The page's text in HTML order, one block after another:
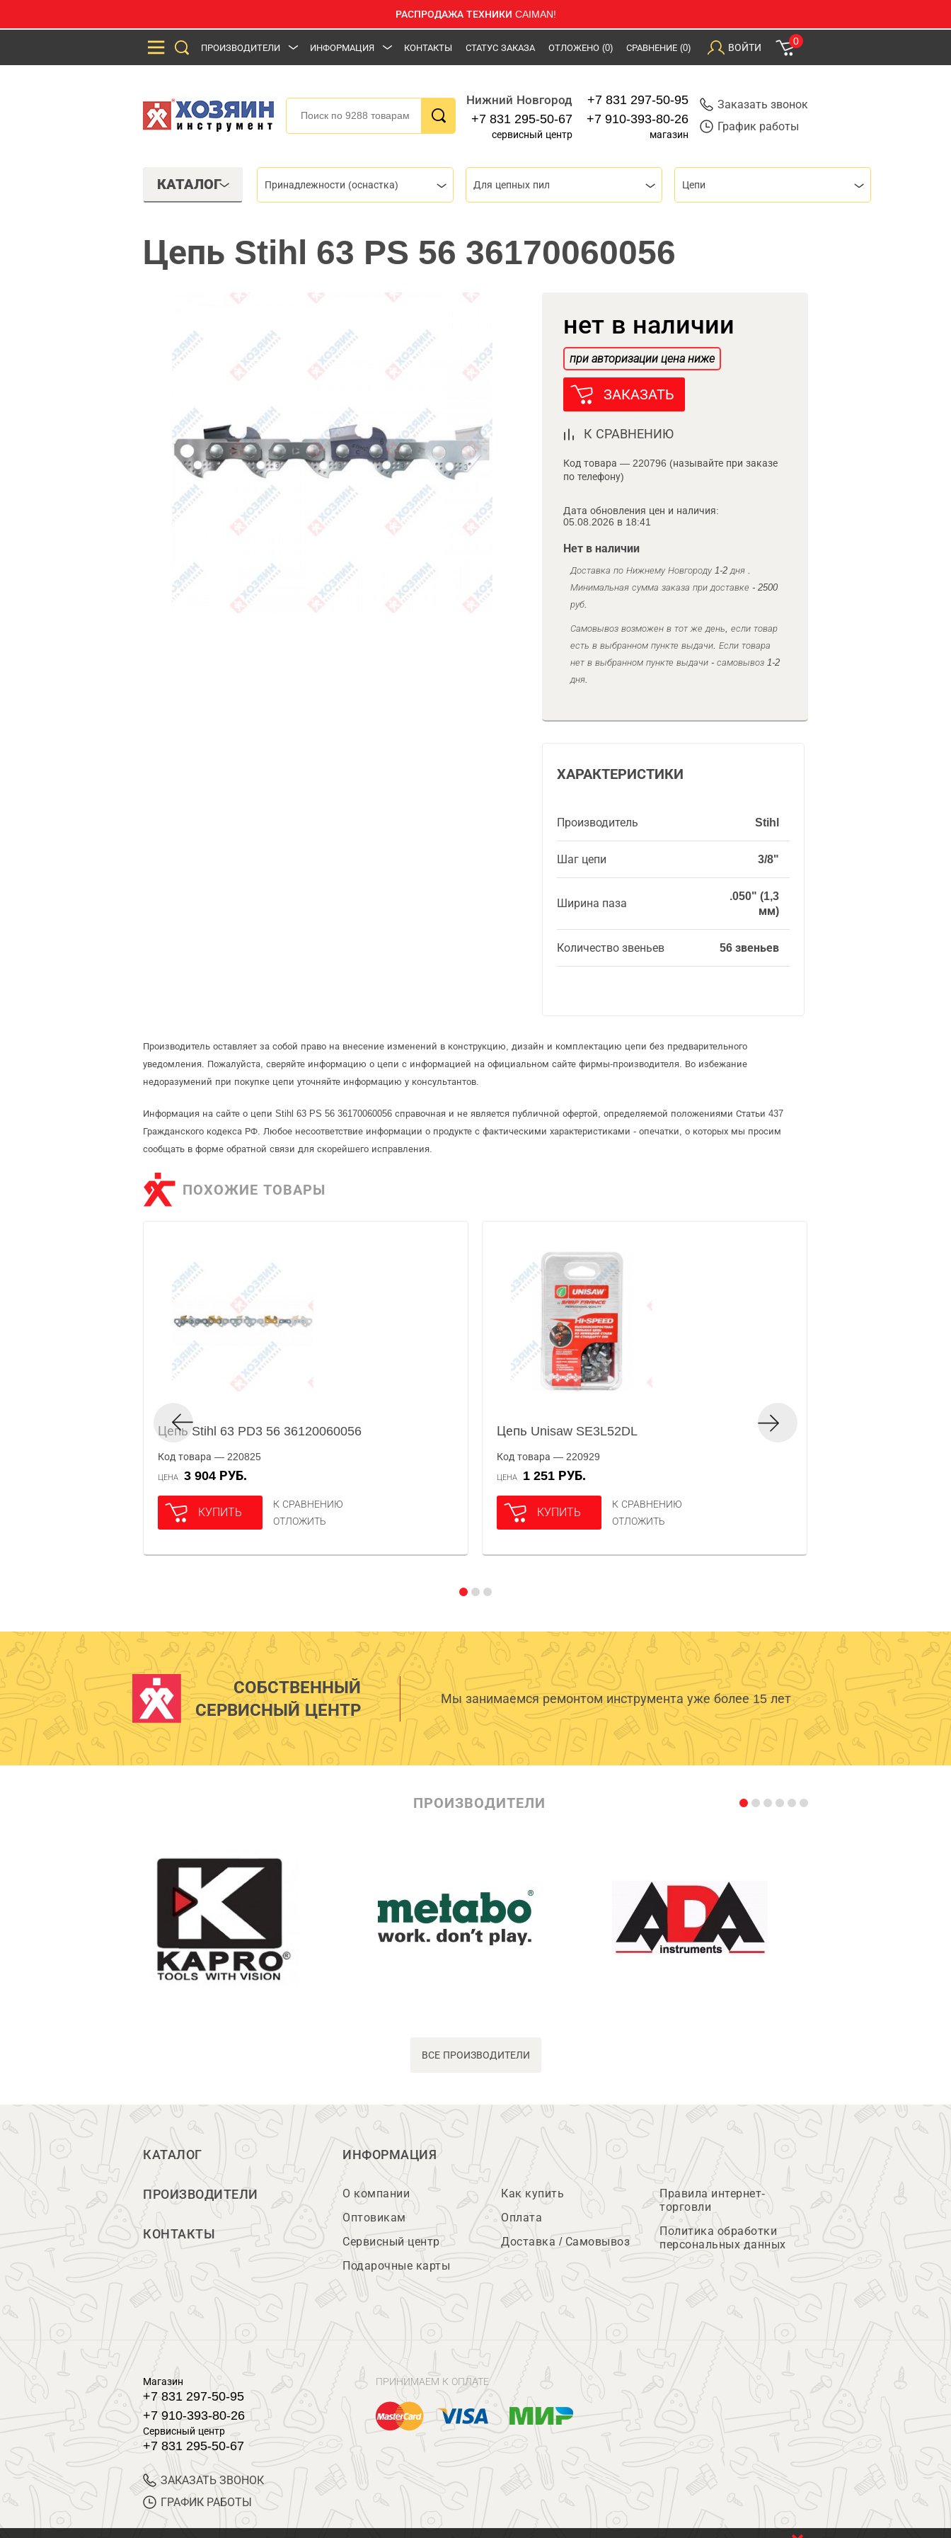
РАСПРОДАЖА ТЕХНИКИ CAIMAN!
ПРОИЗВОДИТЕЛИ ИНФОРМАЦИЯ КОНТАКТЫ СТАТУС ЗАКАЗА ОТЛОЖЕНО (0) СРАВНЕНИЕ (0) ВОЙТИ
0
Нижний Новгород
+7 831 295-50-67
сервисный центр
+7 831 297-50-95
+7 910-393-80-26
магазин
Заказать звонок
График работы
КАТАЛОГ Принадлежности (оснастка) Для цепных пил Цепи
Цепь Stihl 63 PS 56 36170060056
нет в наличии
при авторизации цена ниже
ЗАКАЗАТЬ
К СРАВНЕНИЮ
Код товара — 220796 (называйте при заказе
по телефону)
Дата обновления цен и наличия:
05.08.2026 в 18:41
Нет в наличии
Доставка по Нижнему Новгороду 1-2 дня .
Минимальная сумма заказа при доставке - 2500
руб.
Самовывоз возможен в тот же день, если товар
есть в выбранном пункте выдачи. Если товара
нет в выбранном пункте выдачи - самовывоз 1-2
дня.
ХАРАКТЕРИСТИКИ
Производитель Stihl
Шаг цепи 3/8"
Ширина паза
.050" (1,3
мм)
Количество звеньев 56 звеньев
Производитель оставляет за собой право на внесение изменений в конструкцию, дизайн и комплектацию цепи без предварительного
уведомления. Пожалуйста, сверяйте информацию о цепи с информацией на официальном сайте фирмы-производителя. Во избежание
недоразумений при покупке цепи уточняйте информацию у консультантов.
Информация на сайте о цепи Stihl 63 PS 56 36170060056 справочная и не является публичной офертой, определяемой положениями Статьи 437
Гражданского кодекса РФ. Любое несоответствие информации о продукте с фактическими характеристиками - опечатки, о которых мы просим
сообщать в форме обратной связи для скорейшего исправления.
ПОХОЖИЕ ТОВАРЫ
Цепь Stihl 63 PD3 56 36120060056
Код товара — 220825
ЦЕНА 3 904 РУБ.
КУПИТЬ
К СРАВНЕНИЮ
ОТЛОЖИТЬ
Цепь Unisaw SE3L52DL
Код товара — 220929
ЦЕНА 1 251 РУБ.
КУПИТЬ
К СРАВНЕНИЮ
ОТЛОЖИТЬ
СОБСТВЕННЫЙ
СЕРВИСНЫЙ ЦЕНТР
Мы занимаемся ремонтом инструмента уже более 15 лет
ПРОИЗВОДИТЕЛИ
ВСЕ ПРОИЗВОДИТЕЛИ
КАТАЛОГ
ПРОИЗВОДИТЕЛИ
КОНТАКТЫ
ИНФОРМАЦИЯ
О компании
Оптовикам
Сервисный центр
Подарочные карты
Как купить
Оплата
Доставка / Самовывоз
Правила интернет-
торговли
Политика обработки
персональных данных
Магазин
+7 831 297-50-95
+7 910-393-80-26
Сервисный центр
+7 831 295-50-67
ЗАКАЗАТЬ ЗВОНОК
ГРАФИК РАБОТЫ
ПРИНИМАЕМ К ОПЛАТЕ